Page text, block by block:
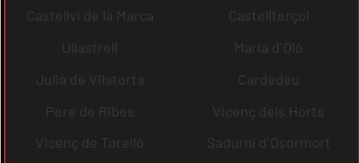
Castellví de la Marca
Castellterçol
Ullastrell
Maria d´Oló
Julià de Vilatorta
Cardedeu
Pere de Ribes
Vicenç dels Horts
Vicenç de Torelló
Sadurní d´Osormort